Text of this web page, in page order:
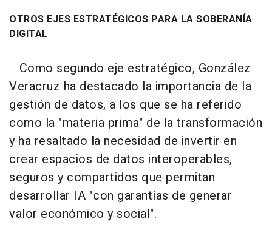
OTROS EJES ESTRATÉGICOS PARA LA SOBERANÍA
DIGITAL
Como segundo eje estratégico, González
Veracruz ha destacado la importancia de la
gestión de datos, a los que se ha referido
como la "materia prima" de la transformación
y ha resaltado la necesidad de invertir en
crear espacios de datos interoperables,
seguros y compartidos que permitan
desarrollar IA "con garantías de generar
valor económico y social".